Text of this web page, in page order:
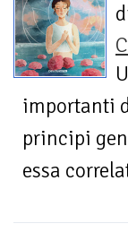
importanti
principi
essa